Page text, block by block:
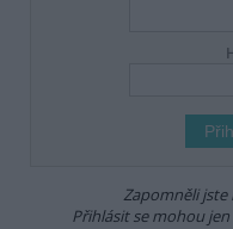
Zapomněli jste
Přihlásit se mohou